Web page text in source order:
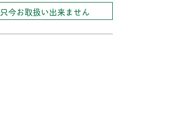
只今お取扱い出来ません